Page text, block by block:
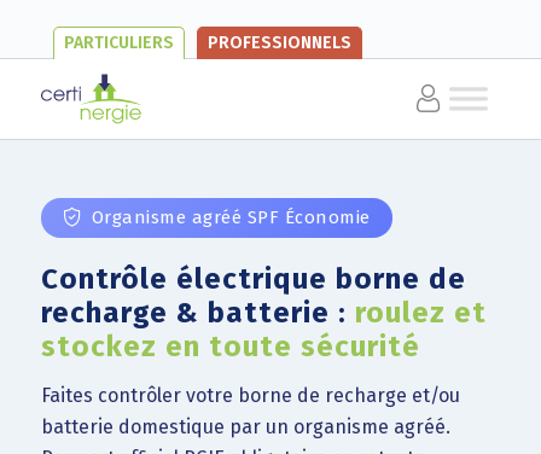
PARTICULIERS PROFESSIONNELS
Organisme agréé SPF Économie
Contrôle électrique borne de
recharge & batterie : roulez et
stockez en toute sécurité
Faites contrôler votre borne de recharge et/ou
batterie domestique par un organisme agréé.